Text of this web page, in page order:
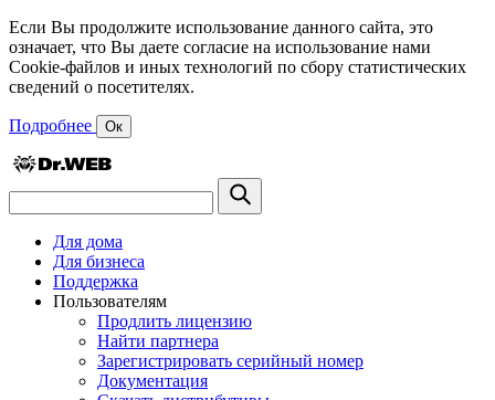
Если Вы продолжите использование данного сайта, это
означает, что Вы даете согласие на использование нами
Cookie-файлов и иных технологий по сбору статистических
сведений о посетителях.
Подробнее Ок
Для дома
Для бизнеса
Поддержка
Пользователям
Продлить лицензию
Найти партнера
Зарегистрировать серийный номер
Документация